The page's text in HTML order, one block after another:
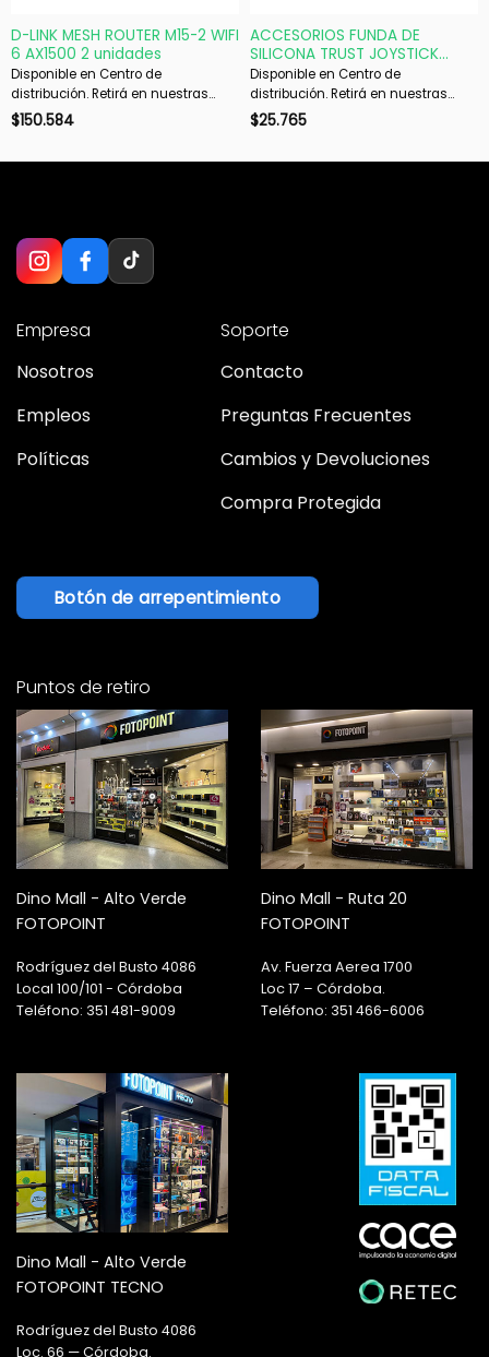
D-LINK MESH ROUTER M15-2 WIFI
6 AX1500 2 unidades
Disponible en Centro de
distribución. Retirá en nuestras
sucursales en 48 hs hábiles. Si es
$150.584
ACCESORIOS FUNDA DE
SILICONA TRUST JOYSTICK
XBOX CAMO GXT749K
Disponible en Centro de
distribución. Retirá en nuestras
sucursales en 48 hs hábiles. Si es
$25.765
Empresa
Nosotros
Empleos
Políticas
Soporte
Contacto
Preguntas Frecuentes
Cambios y Devoluciones
Compra Protegida
Botón de arrepentimiento
Puntos de retiro
Dino Mall - Alto Verde
FOTOPOINT
Rodríguez del Busto 4086
Local 100/101 - Córdoba
Teléfono: 351 481-9009
Dino Mall - Ruta 20
FOTOPOINT
Av. Fuerza Aerea 1700
Loc 17 – Córdoba.
Teléfono: 351 466-6006
Dino Mall - Alto Verde
FOTOPOINT TECNO
Rodríguez del Busto 4086
Loc. 66 — Córdoba.